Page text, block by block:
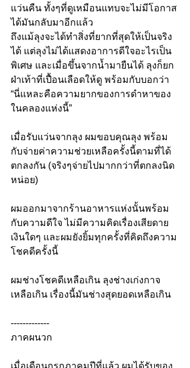
แว่นคืน ทั้งๆที่ดูเหมือนแทบจะไม่มีโอกาส
ได้มันกลับมาอีกแล้ว
ถึงแม้ลุงจะได้ทำสิ่งที่ยากที่สุดให้เป็นจริง
ได้ แต่ลุงไม่ได้แสดงอาการดีใจอะไรเป็น
พิเศษ และเมื่อขึ้นจากน้ำมายืนได้ ลุงก็ยก
ฝ่าเท้าที่เปื้อนเลือดให้ดู พร้อมกับบอกว่า
“นี่แหละคือความยากของการดำหาของ
ในคลองแห่งนี้”
เมื่อรับแว่นจากลุง ผมขอบคุณลุง พร้อม
กับจ่ายค่าความช่วยเหลือครั้งนี้ตามที่ได้
ตกลงกัน (จริงๆจ่ายไปมากกว่าที่ตกลงนิด
หน่อย)
ผมออกมาจากร้านอาหารแห่งนั้นพร้อม
กับความดีใจ ไม่มีความคิดเรื่องเสียดาย
เงินใดๆ และผมยังยิ้มทุกครั้งที่คิดถึงความ
โชคดีครั้งนี้
ผมช่างโชคดีเหลือเกิน ลุงช่างเก่งกาจ
เหลือเกิน เรื่องนี้มันช่างสุดยอดเหลือเกิน
-------------
ภาคผนวก